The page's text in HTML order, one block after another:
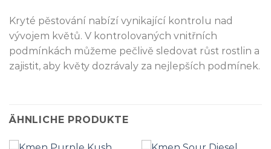
Kryté pěstování nabízí vynikající kontrolu nad
vývojem květů. V kontrolovaných vnitřních
podmínkách můžeme pečlivě sledovat růst rostlin a
zajistit, aby květy dozrávaly za nejlepších podmínek.
ÄHNLICHE PRODUKTE